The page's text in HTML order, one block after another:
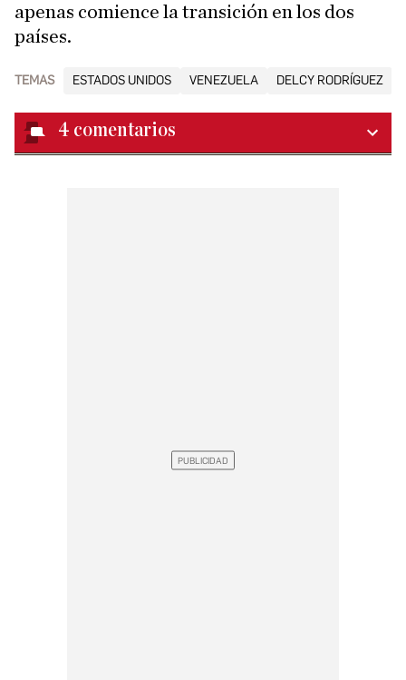
apenas comience la transición en los dos
países.
TEMAS ESTADOS UNIDOS VENEZUELA DELCY RODRÍGUEZ
4 comentarios